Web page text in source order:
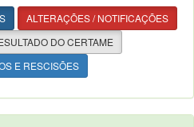
ALTERAÇÕES / NOTIFICAÇÕES
DO CERTAME
E RESCISÕES